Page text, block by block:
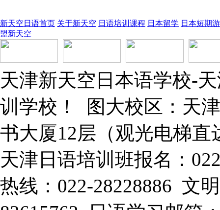
新天空日语首页 关于新天空 日语培训课程 日本留学 日本短期
盟新天空
天津新天空日本语学校-
训学校！ 图大校区：天
书大厦12层（观光电梯直
天津日语培训班报名：
热线：022-28228886 文